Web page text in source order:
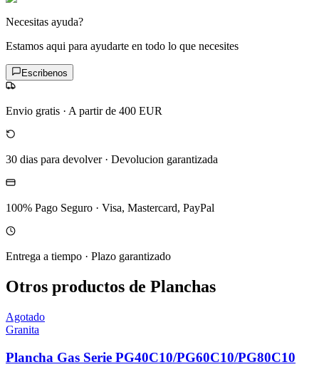
Necesitas ayuda?
Estamos aqui para ayudarte en todo lo que necesites
Escribenos
Envio gratis · A partir de 400 EUR
30 dias para devolver· Devolucion garantizada
100% Pago Seguro · Visa, Mastercard, PayPal
Entrega a tiempo · Plazo garantizado
Otros productos de Planchas
Agotado
Granita
Plancha Gas Serie PG40C10/PG60C10/PG80C10